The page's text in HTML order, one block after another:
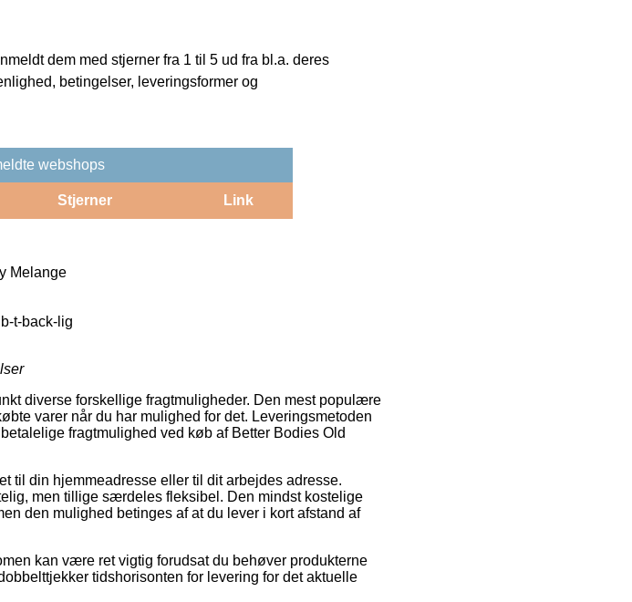
dem med stjerner fra 1 til 5 ud fra bl.a. deres
betingelser, leveringsformer og
webshops
Stjerner Link
Melange
t-back-lig
diverse forskellige fragtmuligheder. Den mest populære
varer når du har mulighed for det. Leveringsmetoden
fragtmulighed ved køb af Better Bodies Old
til din hjemmeadresse eller til dit arbejdes adresse.
men tillige særdeles fleksibel. Den mindst kostelige
den mulighed betinges af at du lever i kort afstand af
kan være ret vigtig forudsat du behøver produkterne
tidshorisonten for levering for det aktuelle